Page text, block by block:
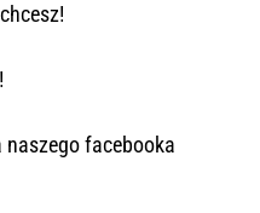
naszegofacebooka